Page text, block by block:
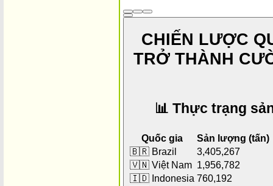
CHIẾN LƯỢC
TRỞ THÀNH
📊 Thực trạng
Quốc gia
Sản lượng (tấn)
🇧🇷 Brazil
3,405,267
🇻🇳 Việt Nam 1,956,782
🇮🇩 Indonesia 760,192